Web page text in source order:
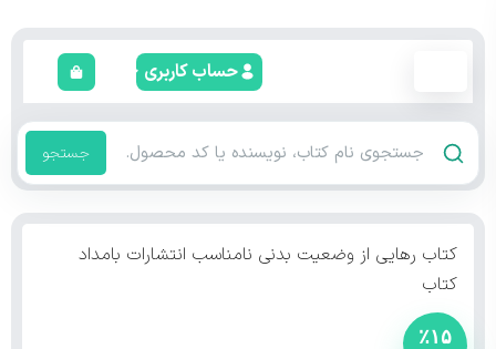
حساب کاربری
جستجو
کتاب رهایی از وضعیت بدنی نامناسب انتشارات بامداد
کتاب
٪۱۵